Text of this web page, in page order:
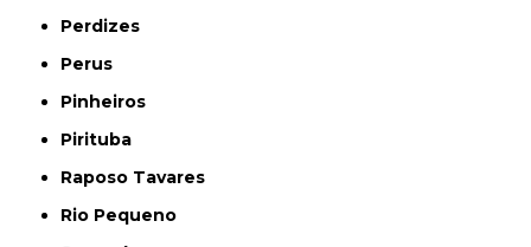
Perdizes
Perus
Pinheiros
Pirituba
Raposo Tavares
Rio Pequeno